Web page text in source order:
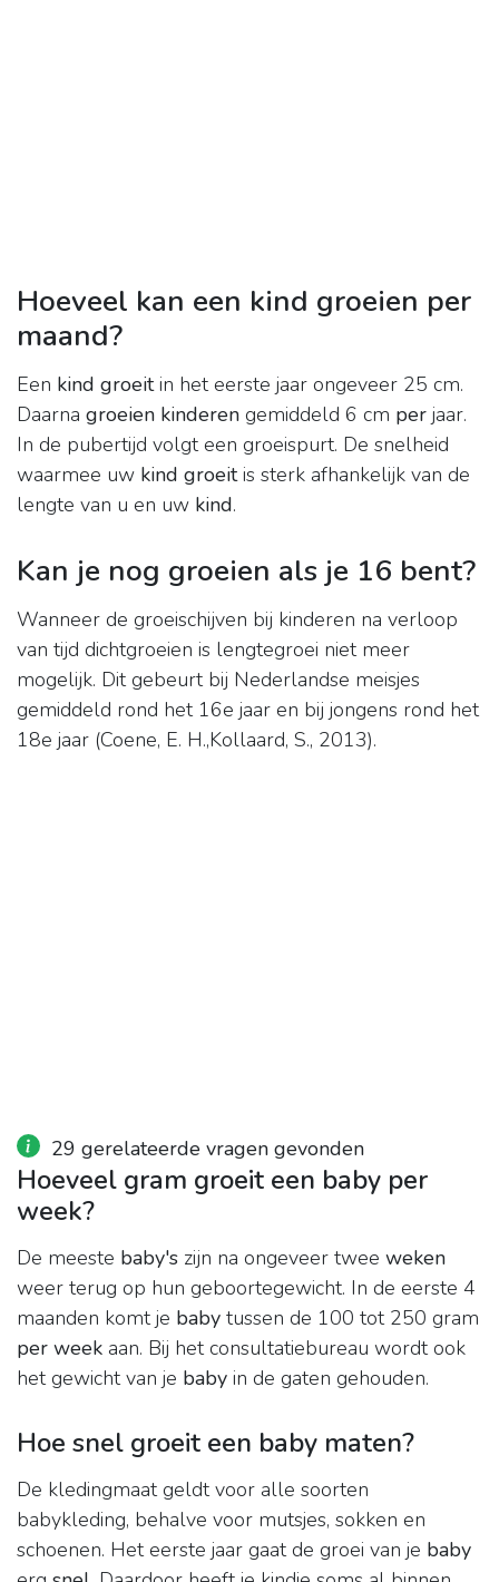
Hoeveel kan een kind groeien per
maand?
Een kind groeitin het eerste jaar ongeveer 25 cm.
Daarna groeien kinderen gemiddeld 6 cm per jaar.
In de pubertijd volgt een groeispurt. De snelheid
waarmee uw kind groeitis sterk afhankelijk van de
lengte van u en uw kind.
Kan je nog groeien als je 16 bent?
Wanneer de groeischijven bij kinderen na verloop
van tijd dichtgroeien is lengtegroei niet meer
mogelijk. Dit gebeurt bij Nederlandse meisjes
gemiddeld rond het 16e jaar en bij jongens rond het
18e jaar (Coene, E. H.,Kollaard, S., 2013).
29 gerelateerde vragen gevonden
Hoeveel gram groeit een baby per
week?
De meeste baby's zijn na ongeveer twee weken
weer terug op hun geboortegewicht. In de eerste 4
maanden komt je baby tussen de 100 tot 250 gram
per week aan. Bij het consultatiebureau wordt ook
het gewicht van je baby in de gaten gehouden.
Hoe snel groeit een baby maten?
De kledingmaat geldt voor alle soorten
babykleding, behalve voor mutsjes, sokken en
schoenen. Het eerste jaar gaat de groei van je baby